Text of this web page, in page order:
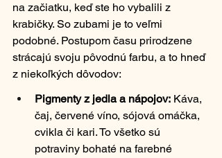
na začiatku, keď ste ho vybalili z
krabičky. So zubami je to veľmi
podobné. Postupom času prirodzene
strácajú svoju pôvodnú farbu, a to hneď
z niekoľkých dôvodov:
Pigmenty z jedla a nápojov: Káva,
čaj, červené víno, sójová omáčka,
cvikla či kari. To všetko sú
potraviny bohaté na farebné